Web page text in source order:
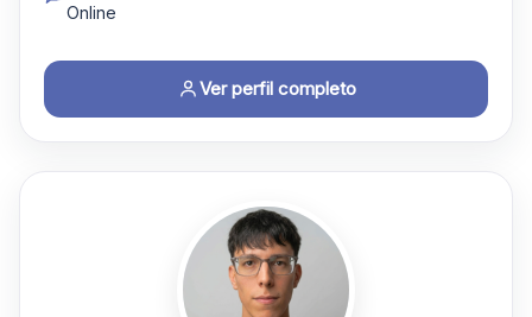
Online
Ver perfil completo